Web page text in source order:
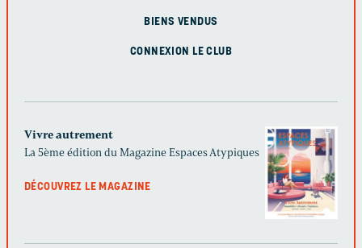
BIENS VENDUS
CONNEXION LE CLUB
Vivre autrement
La 5ème édition du Magazine Espaces Atypiques
DÉCOUVREZ LE MAGAZINE